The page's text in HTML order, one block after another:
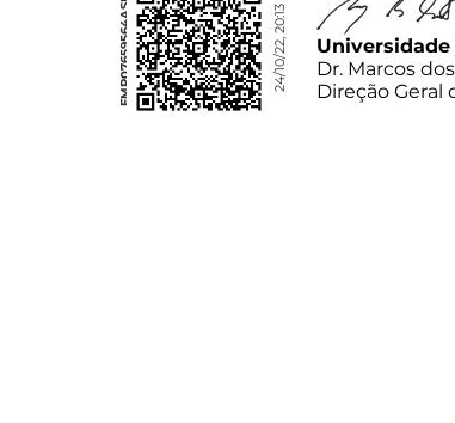
FMP07659564ASFS 24/10/22, 20:13
Universidade
Dr. Marcos
Direção Geral